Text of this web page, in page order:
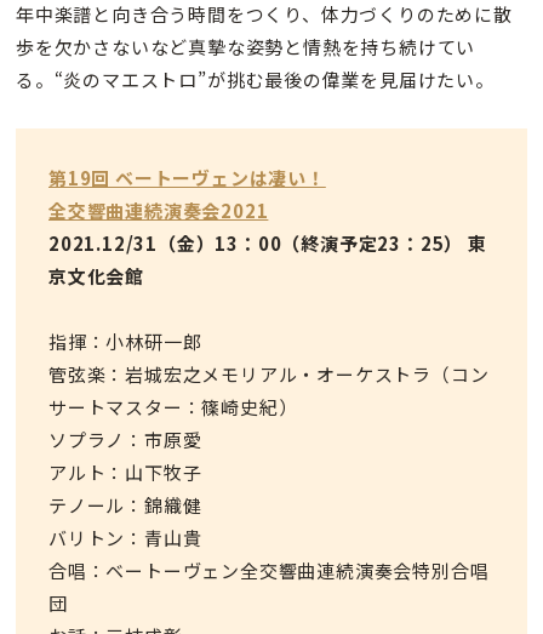
年中楽譜と向き合う時間をつくり、体力づくりのために散
歩を欠かさないなど真摯な姿勢と情熱を持ち続けてい
る。“炎のマエストロ”が挑む最後の偉業を見届けたい。
第19回 ベートーヴェンは凄い！
全交響曲連続演奏会2021
2021.12/31（金）13：00（終演予定23：25） 東
京文化会館
指揮：小林研一郎
管弦楽：岩城宏之メモリアル・オーケストラ（コン
サートマスター：篠崎史紀）
ソプラノ：市原愛
アルト：山下牧子
テノール：錦織健
バリトン：青山貴
合唱：ベートーヴェン全交響曲連続演奏会特別合唱
団